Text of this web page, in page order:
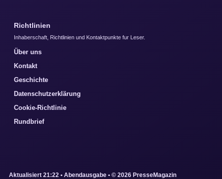
Richtlinien
Inhaberschaft, Richtlinien und Kontaktpunkte fur Leser.
Über uns
Kontakt
Geschichte
Datenschutzerklärung
Cookie-Richtlinie
Rundbrief
Aktualisiert 21:22 • Abendausgabe • © 2026 PresseMagazin